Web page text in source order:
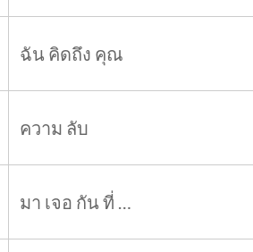
ฉัน คิดถึง คุณ
ความ ลับ
มา เจอ กัน ที่ …